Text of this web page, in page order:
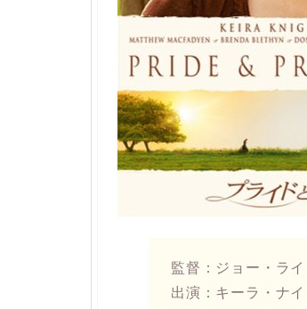
監督：ジョー・ライ
出演：キーラ・ナ